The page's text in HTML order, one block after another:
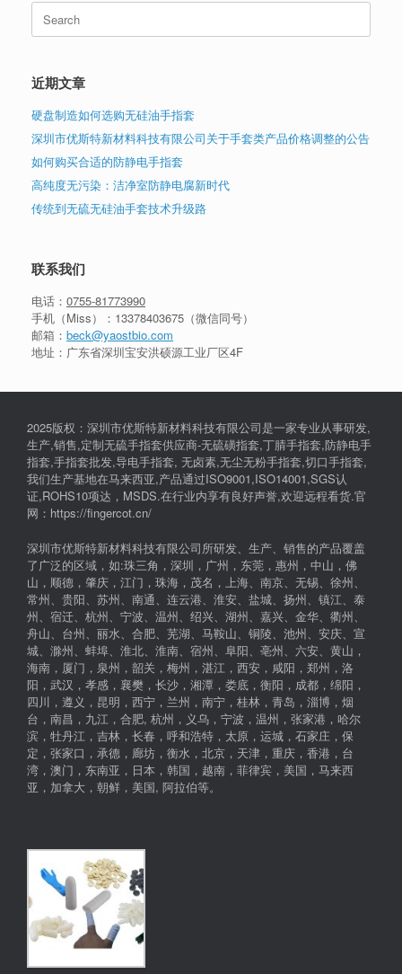
Search
for:
近期文章
硬盘制造如何选购无硅油手指套
深圳市优斯特新材料科技有限公司关于手套类产品价格调整的公告
如何购买合适的防静电手指套
高纯度无污染：洁净室防静电腐新时代
传统到无硫无硅油手套技术升级路
联系我们
电话： 0755-81773990
手机（Miss）： 13378403675 （微信同号）
邮箱： beck@yaostbio.com
地址：广东省深圳宝安洪硕源工业厂区4F
2025版权：深圳市优斯特新材料科技有限公司是一家专业从事研发,
生产,销售,定制无硫手指套供应商-无硫磺指套,丁腈手指套,防静电手
指套,手指套批发,导电手指套, 无卤素,无尘无粉手指套,切口手指套,
我们生产基地在马来西亚,产品通过ISO9001,ISO14001,SGS认
证,ROHS10项达，MSDS.在行业内享有良好声誉,欢迎远程看货.官
网：https://fingercot.cn/
深圳市优斯特新材料科技有限公司所研发、生产、销售的产品覆盖
了广泛的区域，如:珠三角，深圳，广州，东莞，惠州，中山，佛
山，顺德，肇庆，江门，珠海，茂名，上海、南京、无锡、徐州、
常州、贵阳、苏州、南通、连云港、淮安、盐城、扬州、镇江、泰
州、宿迁、杭州、宁波、温州、绍兴、湖州、嘉兴、金华、衢州、
舟山、台州、丽水、合肥、芜湖、马鞍山、铜陵、池州、安庆、宣
城、滁州、蚌埠、淮北、淮南、宿州、阜阳、亳州、六安、黄山，
海南，厦门，泉州，韶关，梅州，湛江，西安，咸阳，郑州，洛
阳，武汉，孝感，襄樊，长沙，湘潭，娄底，衡阳，成都，绵阳，
四川，遵义，昆明，西宁，兰州，南宁，桂林，青岛，淄博，烟
台，南昌，九江，合肥, 杭州，义乌，宁波，温州，张家港，哈尔
滨，牡丹江，吉林，长春，呼和浩特，太原，运城，石家庄，保
定，张家口，承德，廊坊，衡水，北京，天津，重庆，香港，台
湾，澳门，东南亚，日本，韩国，越南，菲律宾，美国，马来西
亚，加拿大，朝鲜，美国, 阿拉伯等。